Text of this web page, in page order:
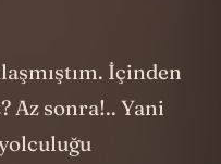
İçinden
Az sonra!.. Yani